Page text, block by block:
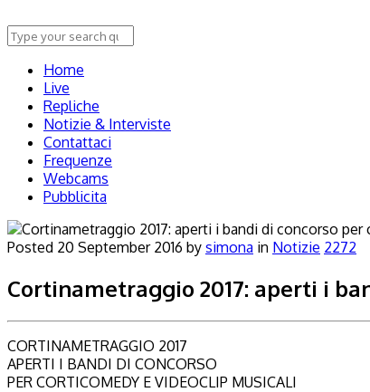
Home
Live
Repliche
Notizie & Interviste
Contattaci
Frequenze
Webcams
Pubblicita
Posted 20 September 2016 by simona in Notizie 2272
Cortinametraggio 2017: aperti i
CORTINAMETRAGGIO 2017
APERTI I BANDI DI CONCORSO
PER CORTICOMEDY E VIDEOCLIP MUSICALI